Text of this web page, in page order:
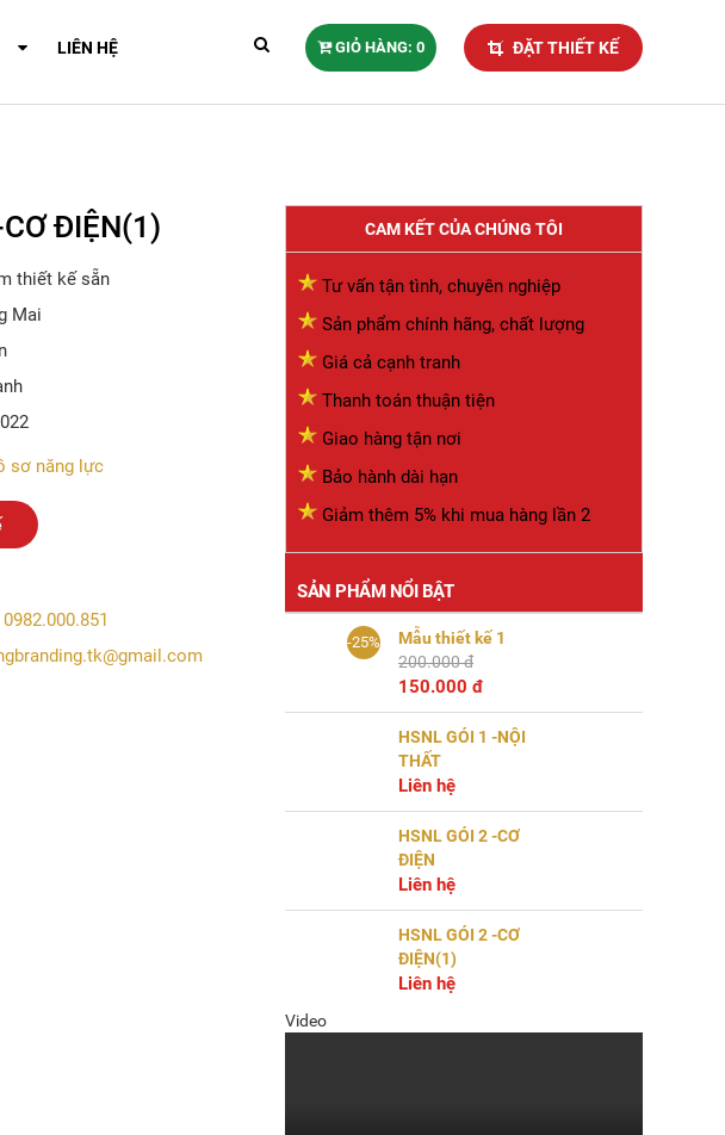
LIÊN HỆ GIỎ HÀNG: 0 ĐẶT THIẾT KẾ
ĐIỆN(1)
thiết kế sẵn
Mai
sơ năng lực
0982.000.851
CAM KẾT CỦA CHÚNG TÔI
Tư vấn tận tình, chuyên nghiệp
Sản phẩm chính hãng, chất lượng
Giá cả cạnh tranh
Thanh toán thuận tiện
Giao hàng tận nơi
Bảo hành dài hạn
Giảm thêm 5% khi mua hàng lần 2
SẢN PHẨM NỔI BẬT
-25%
Mẫu thiết kế 1
200.000 đ
150.000 đ
HSNL GÓI 1 -NỘI
THẤT
Liên hệ
HSNL GÓI 2 -CƠ
ĐIỆN
Liên hệ
HSNL GÓI 2 -CƠ
ĐIỆN(1)
Liên hệ
Video